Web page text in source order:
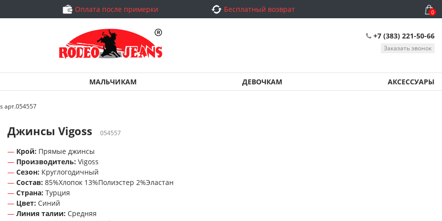
Оплата после примерки Бесплатный возврат 0
+7 (383) 221-50-66
Заказать звонок
МАЛЬЧИКАМ ДЕВОЧКАМ АКСЕССУАРЫ
арт.054557
Джинсы Vigoss 054557
Крой: Прямые джинсы
Производитель: Vigoss
Сезон: Круглогодичный
Состав: 85%Хлопок 13%Полиэстер 2%Эластан
Страна: Турция
Цвет: Синий
Линия талии: Средняя